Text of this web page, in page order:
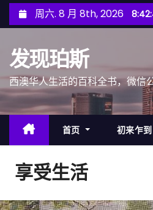
至
周六. 8 月 8th, 2026
发现珀斯
西澳华人生活的百科全书，微
首页 初来乍到
享受生活